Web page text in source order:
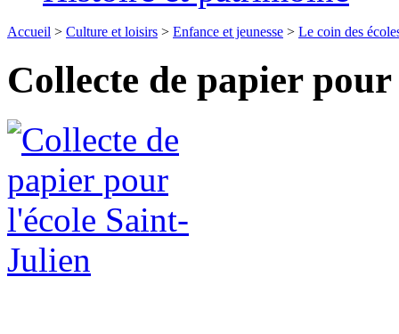
Accueil > Culture et loisirs > Enfance et jeunesse > Le coin des
Collecte de papier